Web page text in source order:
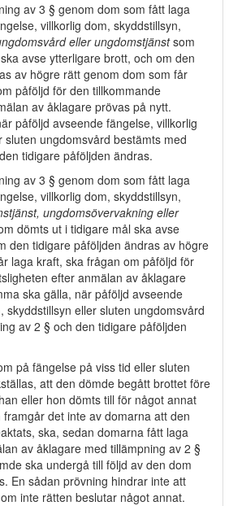
av 3 § genom dom som fått laga
villkorlig dom, skyddstillsyn,
eller ungdomstjänstsom
avse ytterligare brott, och om den
av högre rätt genom dom som får
påföljd för den tillkommande
av åklagare prövas på nytt.
påföljd avseende fängelse, villkorlig
sluten ungdomsvård bestämts med
tidigare påföljden ändras.
av 3 § genom dom som fått laga
villkorlig dom, skyddstillsyn,
ungdomsövervakning eller
dömts ut i tidigare mål ska avse
den tidigare påföljden ändras av högre
laga kraft, ska frågan om påföljd för
efter anmälan av åklagare
ska gälla, när påföljd avseende
skyddstillsyn eller sluten ungdomsvård
av 2 § och den tidigare påföljden
på fängelse på viss tid eller sluten
att den dömde begått brottet före
eller hon dömts till för något annat
det inte av domarna att den
ska, sedan domarna fått laga
av åklagare med tillämpning av 2 §
ska undergå till följd av den dom
En sådan prövning hindrar inte att
inte rätten beslutar något annat.